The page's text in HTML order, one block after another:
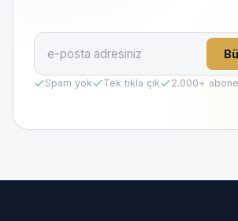
Spam yok Tek tıkla çık 2.000+ abone